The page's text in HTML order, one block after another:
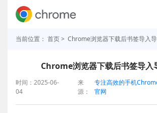
当前位置： 首页> Chrome浏览器下载后书签导入
Chrome浏览器下载后书签导入
时间：2025-06-
04
来
源：
专注高效的手机
官网